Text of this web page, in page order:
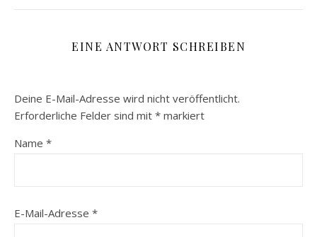
EINE ANTWORT SCHREIBEN
Deine E-Mail-Adresse wird nicht veröffentlicht.
Erforderliche Felder sind mit * markiert
Name *
E-Mail-Adresse *